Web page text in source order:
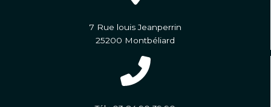
7 Rue louis Jeanperrin
25200 Montbéliard